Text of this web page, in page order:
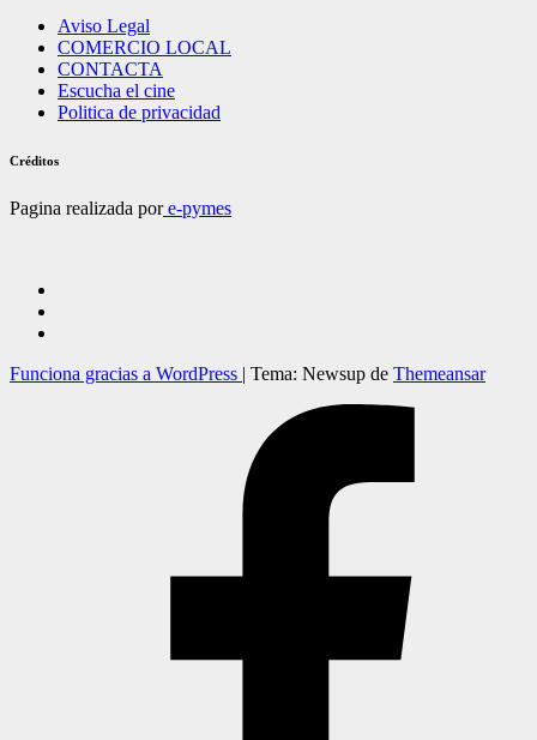
Aviso Legal
COMERCIO LOCAL
CONTACTA
Escucha el cine
Politica de privacidad
Créditos
Pagina realizada pore-pymes
Funciona gracias a WordPress | Tema: Newsup de Themeansar